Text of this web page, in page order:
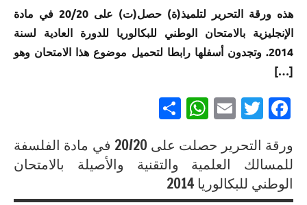
العلوم
الفيزيائية
خيار لغة
فرنسية
متميزة في
الموحد
الوطني
للبكالوريا
مسلك العلوم
الامتحان
الموحد
الوطني
للبكالوريا
مسلك
الفيزيائية
متميزة
في
الامتحان
الموحد
مسلك
العلوم
الرياضية
متميزة
الامتحان
الموحد
الوطني
للبكالوريا
للبكالوريا
مسلك
العلوم
الاقتصادية
متميزة
الامتحان
الموحد
الوطني
للبكالوريا
الموحد
الوطني
للبكالوريا
لجميع
إنجازات
في
الامتحان
الموحد
الوطني
هذه ورقة التحرير لتلميذ(ة) حصل(ت) على 20/20 في مادة
الإنجليزية بالامتحان الوطني للبكالوريا للدورة العادية لسنة
2014. وتجدون أسفلها رابطا لتحميل موضوع هذا الامتحان وهو
[…]
Facebook
Twitter
Email
WhatsApp
إنجازات
متميزة
في
ورقة التحرير حصلت على 20/20 في مادة الفلسفة
للمسالك العلمية والتقنية والأصيلة بالامتحان
الوطني للبكالوريا 2014